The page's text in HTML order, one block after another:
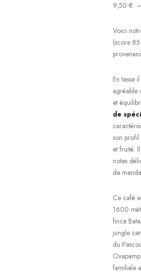
9,50 € –
Voici
(score
En tasse
agréable
et
de
son
et fruité.
notes
de
Ce café
1600
finca
jungle
du
familiale